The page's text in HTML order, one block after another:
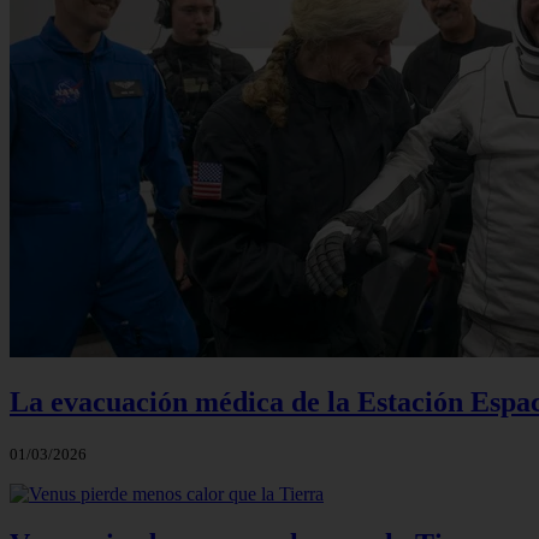
La evacuación médica de la Estación
01/03/2026